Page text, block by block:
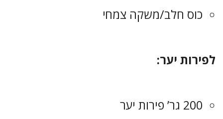
כוס חלב/משקה צמחי
לפירות יער:
200 גר’ פירות יער